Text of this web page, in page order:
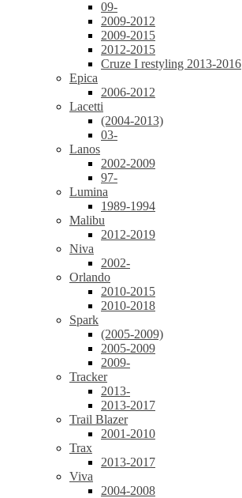
09-
2009-2012
2009-2015
2012-2015
Cruze I restyling 2013-2016
Epica
2006-2012
Lacetti
(2004-2013)
03-
Lanos
2002-2009
97-
Lumina
1989-1994
Malibu
2012-2019
Niva
2002-
Orlando
2010-2015
2010-2018
Spark
(2005-2009)
2005-2009
2009-
Tracker
2013-
2013-2017
Trail Blazer
2001-2010
Trax
2013-2017
Viva
2004-2008